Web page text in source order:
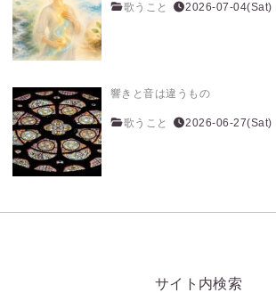
歌うこと 2026-07-04(Sat)
響きと音は違うもの
歌うこと 2026-06-27(Sat)
サイト内検索